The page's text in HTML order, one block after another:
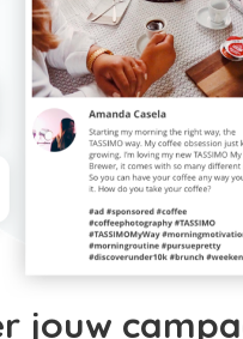
jouw